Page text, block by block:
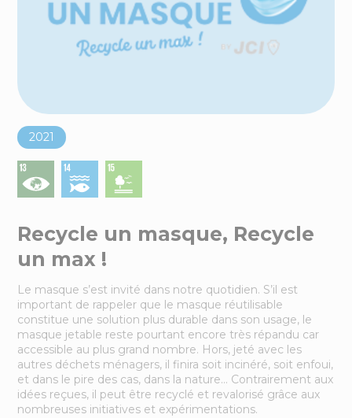
2021
Recycle un masque, Recycle
un max !
Le masque s’est invité dans notre quotidien. S’il est
important de rappeler que le masque réutilisable
constitue une solution plus durable dans son usage, le
masque jetable reste pourtant encore très répandu car
accessible au plus grand nombre. Hors, jeté avec les
autres déchets ménagers, il finira soit incinéré, soit enfoui,
et dans le pire des cas, dans la nature… Contrairement aux
idées reçues, il peut être recyclé et revalorisé grâce aux
nombreuses initiatives et expérimentations.